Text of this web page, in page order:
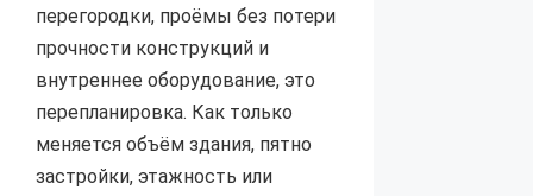
перегородки, проёмы без потери
прочности конструкций и
внутреннее оборудование, это
перепланировка. Как только
меняется объём здания, пятно
застройки, этажность или